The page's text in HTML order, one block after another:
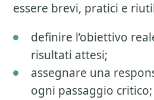
essere brevi, pratici e
definire l’obiettivo
risultati attesi;
assegnare una
ogni passaggio critico;